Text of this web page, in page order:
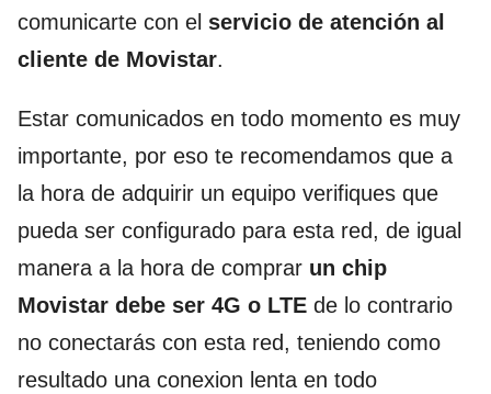
comunicarte con el servicio de atención al
cliente de Movistar.
Estar comunicados en todo momento es muy
importante, por eso te recomendamos que a
la hora de adquirir un equipo verifiques que
pueda ser configurado para esta red, de igual
manera a la hora de comprar un chip
Movistar debe ser 4G o LTE de lo contrario
no conectarás con esta red, teniendo como
resultado una conexion lenta en todo